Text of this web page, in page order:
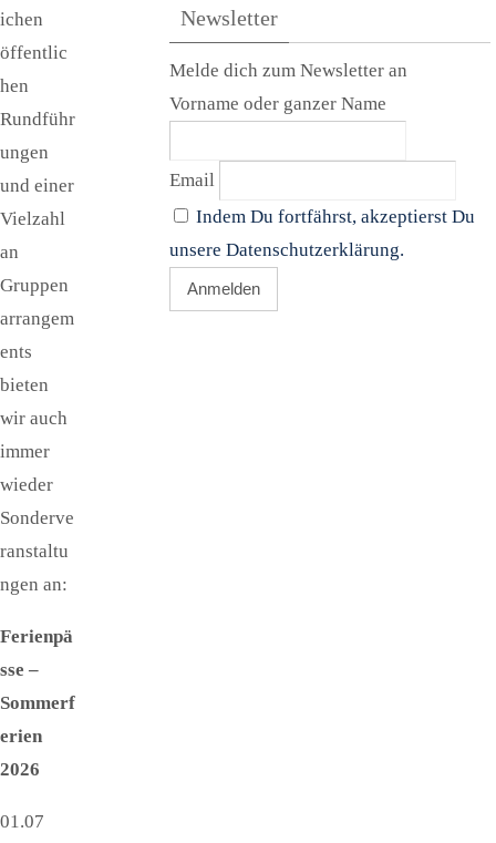
ichen
öffentlic
hen
Rundführ
ungen
und einer
Vielzahl
an
Gruppen
arrangem
ents
bieten
wir auch
immer
wieder
Sonderve
ranstaltu
ngen an:
Ferienpä
sse –
Sommerf
erien
2026
01.07
Newsletter
Melde dich zum Newsletter an
Vorname oder ganzer Name
Email
Indem Du fortfährst, akzeptierst Du
unsere Datenschutzerklärung.